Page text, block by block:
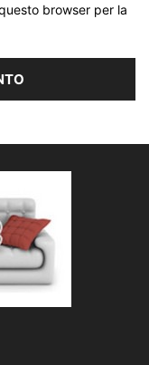
browser per la